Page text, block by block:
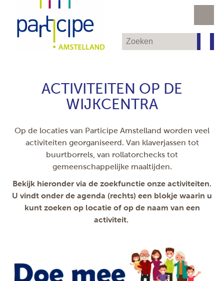
ACTIVITEITEN OP DE
WIJKCENTRA
Op de locaties van Participe Amstelland worden veel
activiteiten georganiseerd. Van klaverjassen tot
buurtborrels, van rollatorchecks tot
gemeenschappelijke maaltijden.
Bekijk hieronder via de zoekfunctie onze activiteiten.
U vindt onder de agenda (rechts) een blokje waarin u
kunt zoeken op locatie of op de naam van een
activiteit.